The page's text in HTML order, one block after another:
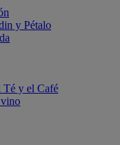
y Pétalo
Té y el Café
vino